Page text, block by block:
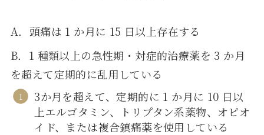
A．頭痛は 1 か月に 15 日以上存在する
B．1 種類以上の急性期・対症的治療薬を 3 か月
を超えて定期的に乱用している
3か月を超えて、定期的に 1 か月に 10 日以
上エルゴタミン、トリプタン系薬物、オピオ
イド、または複合鎮痛薬を使用している